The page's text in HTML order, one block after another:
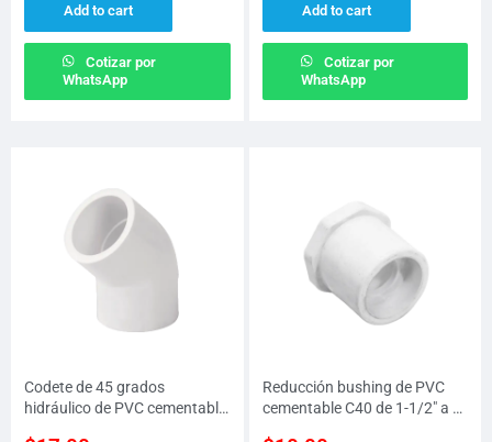
Add to cart
Cotizar por
WhatsApp
Add to cart
Cotizar por
WhatsApp
Codete de 45 grados
hidráulico de PVC cementable
Reducción bushing de PVC
cementable C40 de 1-1/2″ a 1-